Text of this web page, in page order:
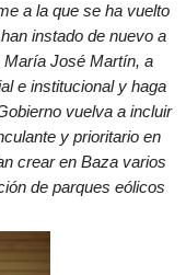
a la que se ha vuelto
instado de nuevo a
María José Martín, a
e institucional y haga
vuelva a incluir
y prioritario en
crear en Baza varios
de parques eólicos